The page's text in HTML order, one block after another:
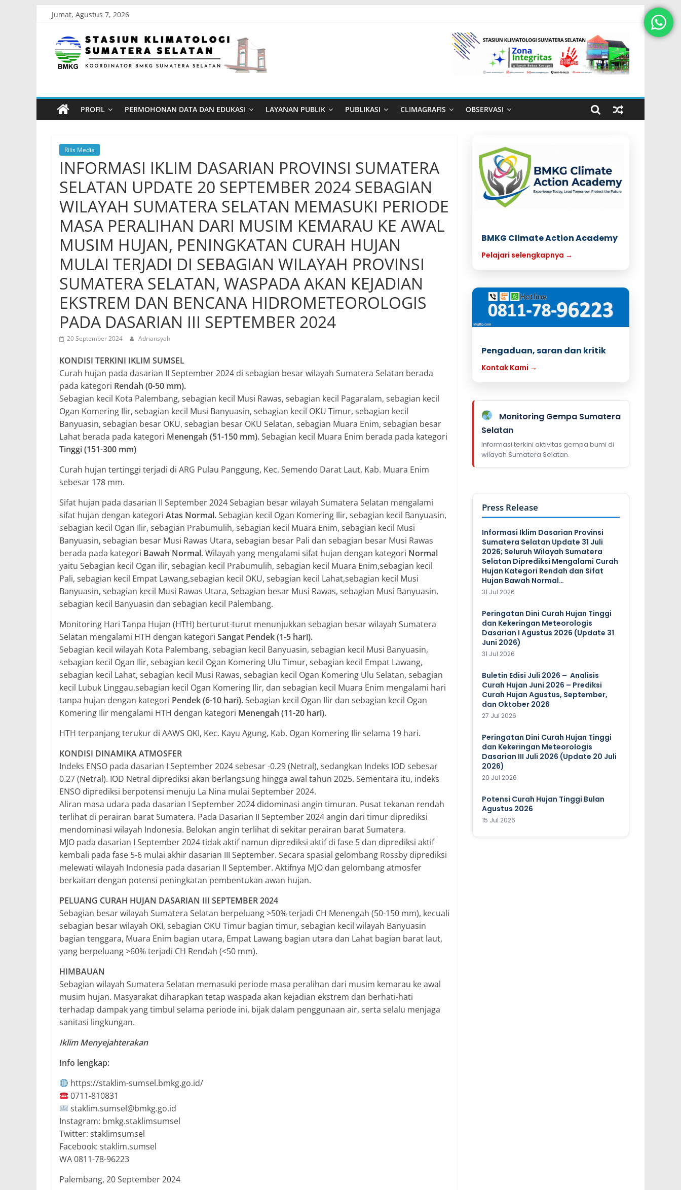
content
Jumat, Agustus 7, 2026
Stasiun
Klimatologi
Sumatera
Selatan
Koordinator
BMKG
Sumatera
Selatan
PROFIL PERMOHONAN DATA DAN EDUKASI LAYANAN PUBLIK PUBLIKASI CLIMAGRAFIS OBSERVASI
Rilis Media
INFORMASI IKLIM DASARIAN PROVINSI SUMATERA
SELATAN UPDATE 20 SEPTEMBER 2024 SEBAGIAN
WILAYAH SUMATERA SELATAN MEMASUKI PERIODE
MASA PERALIHAN DARI MUSIM KEMARAU KE AWAL
MUSIM HUJAN, PENINGKATAN CURAH HUJAN
MULAI TERJADI DI SEBAGIAN WILAYAH PROVINSI
SUMATERA SELATAN, WASPADA AKAN KEJADIAN
EKSTREM DAN BENCANA HIDROMETEOROLOGIS
PADA DASARIAN III SEPTEMBER 2024
20 September 2024 Adriansyah
KONDISI TERKINI IKLIM SUMSEL
Curah hujan pada dasarian II September 2024 di sebagian besar wilayah Sumatera Selatan berada
pada kategori Rendah (0-50 mm).
Sebagian kecil Kota Palembang, sebagian kecil Musi Rawas, sebagian kecil Pagaralam, sebagian kecil
Ogan Komering Ilir, sebagian kecil Musi Banyuasin, sebagian kecil OKU Timur, sebagian kecil
Banyuasin, sebagian besar OKU, sebagian besar OKU Selatan, sebagian Muara Enim, sebagian besar
Lahat berada pada kategori Menengah (51-150 mm).Sebagian kecil Muara Enim berada pada kategori
Tinggi (151-300 mm)
Curah hujan tertinggi terjadi di ARG Pulau Panggung, Kec. Semendo Darat Laut, Kab. Muara Enim
sebesar 178 mm.
Sifat hujan pada dasarian II September 2024 Sebagian besar wilayah Sumatera Selatan mengalami
sifat hujan dengan kategori Atas Normal.Sebagian kecil Ogan Komering Ilir, sebagian kecil Banyuasin,
sebagian kecil Ogan Ilir, sebagian Prabumulih, sebagian kecil Muara Enim, sebagian kecil Musi
Banyuasin, sebagian besar Musi Rawas Utara, sebagian besar Pali dan sebagian besar Musi Rawas
berada pada kategori Bawah Normal. Wilayah yang mengalami sifat hujan dengan kategori Normal
yaitu Sebagian kecil Ogan ilir, sebagian kecil Prabumulih, sebagian kecil Muara Enim,sebagian kecil
Pali, sebagian kecil Empat Lawang,sebagian kecil OKU, sebagian kecil Lahat,sebagian kecil Musi
Banyuasin, sebagian kecil Musi Rawas Utara, Sebagian besar Musi Rawas, sebagian Musi Banyuasin,
sebagian kecil Banyuasin dan sebagian kecil Palembang.
Monitoring Hari Tanpa Hujan (HTH) berturut-turut menunjukkan sebagian besar wilayah Sumatera
Selatan mengalami HTH dengan kategori Sangat Pendek (1-5 hari).
Sebagian kecil wilayah Kota Palembang, sebagian kecil Banyuasin, sebagian kecil Musi Banyuasin,
sebagian kecil Ogan Ilir, sebagian kecil Ogan Komering Ulu Timur, sebagian kecil Empat Lawang,
sebagian kecil Lahat, sebagian kecil Musi Rawas, sebagian kecil Ogan Komering Ulu Selatan, sebagian
kecil Lubuk Linggau,sebagian kecil Ogan Komering Ilir, dan sebagian kecil Muara Enim mengalami hari
tanpa hujan dengan kategori Pendek (6-10 hari).Sebagian kecil Ogan Ilir dan sebagian kecil Ogan
Komering Ilir mengalami HTH dengan kategori Menengah (11-20 hari).
HTH terpanjang terukur di AAWS OKI, Kec. Kayu Agung, Kab. Ogan Komering Ilir selama 19 hari.
KONDISI DINAMIKA ATMOSFER
Indeks ENSO pada dasarian I September 2024 sebesar -0.29 (Netral), sedangkan Indeks IOD sebesar
0.27 (Netral). IOD Netral diprediksi akan berlangsung hingga awal tahun 2025. Sementara itu, indeks
ENSO diprediksi berpotensi menuju La Nina mulai September 2024.
Aliran masa udara pada dasarian I September 2024 didominasi angin timuran. Pusat tekanan rendah
terlihat di perairan barat Sumatera. Pada Dasarian II September 2024 angin dari timur diprediksi
mendominasi wilayah Indonesia. Belokan angin terlihat di sekitar perairan barat Sumatera.
MJO pada dasarian I September 2024 tidak aktif namun diprediksi aktif di fase 5 dan diprediksi aktif
kembali pada fase 5-6 mulai akhir dasarian III September. Secara spasial gelombang Rossby diprediksi
melewati wilayah Indonesia pada dasarian II September. Aktifnya MJO dan gelombang atmosfer
berkaitan dengan potensi peningkatan pembentukan awan hujan.
PELUANG CURAH HUJAN DASARIAN III SEPTEMBER 2024
Sebagian besar wilayah Sumatera Selatan berpeluang >50% terjadi CH Menengah (50-150 mm), kecuali
sebagian besar wilayah OKI, sebagian OKU Timur bagian timur, sebagian kecil wilayah Banyuasin
bagian tenggara, Muara Enim bagian utara, Empat Lawang bagian utara dan Lahat bagian barat laut,
yang berpeluang >60% terjadi CH Rendah (<50 mm).
HIMBAUAN
Sebagian wilayah Sumatera Selatan memasuki periode masa peralihan dari musim kemarau ke awal
musim hujan. Masyarakat diharapkan tetap waspada akan kejadian ekstrem dan berhati-hati
terhadap dampak yang timbul selama periode ini, bijak dalam penggunaan air, serta selalu menjaga
sanitasi lingkungan.
Iklim Menyejahterakan
Info lengkap:
https://staklim-sumsel.bmkg.go.id/
0711-810831
staklim.sumsel@bmkg.go.id
Instagram: bmkg.staklimsumsel
Twitter: staklimsumsel
Facebook: staklim.sumsel
WA 0811-78-96223
Palembang, 20 September 2024
BMKG Climate Action Academy
Pelajari selengkapnya →
Pengaduan, saran dan kritik
Kontak Kami →
Monitoring Gempa Sumatera
Selatan
Informasi terkini aktivitas gempa bumi di
wilayah Sumatera Selatan.
Press Release
Informasi Iklim Dasarian Provinsi
Sumatera Selatan Update 31 Juli
2026; Seluruh Wilayah Sumatera
Selatan Diprediksi Mengalami Curah
Hujan Kategori Rendah dan Sifat
Hujan Bawah Normal…
31 Jul 2026
Peringatan Dini Curah Hujan Tinggi
dan Kekeringan Meteorologis
Dasarian I Agustus 2026 (Update 31
Juni 2026)
31 Jul 2026
Buletin Edisi Juli 2026 – Analisis
Curah Hujan Juni 2026 – Prediksi
Curah Hujan Agustus, September,
dan Oktober 2026
27 Jul 2026
Peringatan Dini Curah Hujan Tinggi
dan Kekeringan Meteorologis
Dasarian III Juli 2026 (Update 20 Juli
2026)
20 Jul 2026
Potensi Curah Hujan Tinggi Bulan
Agustus 2026
15 Jul 2026